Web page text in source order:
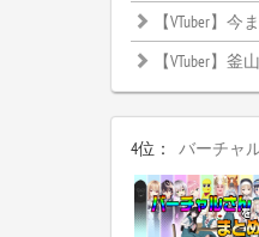
【VTuber】
【VTuber】釜
4位： バーチャ